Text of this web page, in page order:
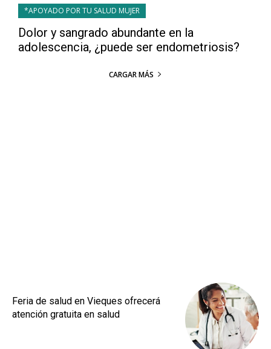
*APOYADO POR TU SALUD MUJER
Dolor y sangrado abundante en la
adolescencia, ¿puede ser endometriosis?
CARGAR MÁS
Feria de salud en Vieques ofrecerá
atención gratuita en salud